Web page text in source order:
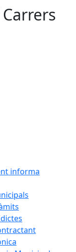
informa